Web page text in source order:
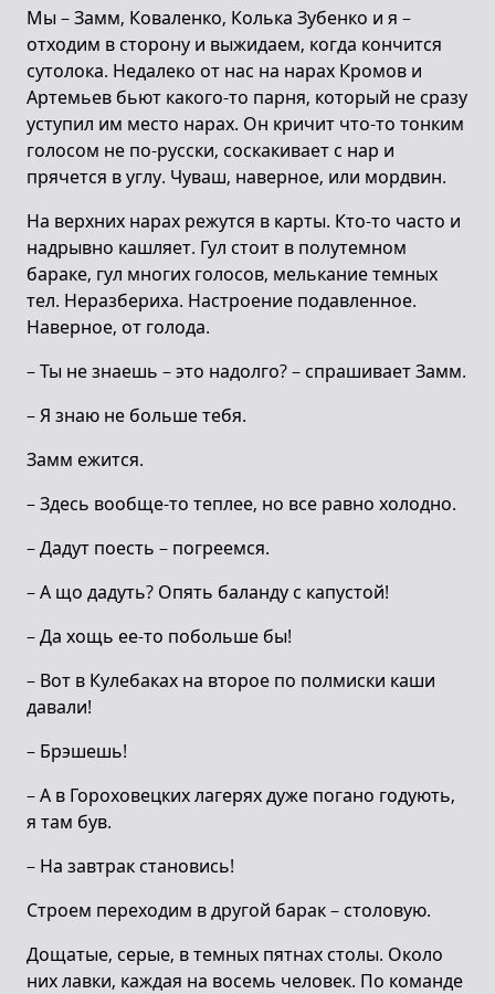
Мы – Замм, Коваленко, Колька Зубенко и я –
отходим в сторону и выжидаем, когда кончится
сутолока. Недалеко от нас на нарах Кромов и
Артемьев бьют какого-то парня, который не сразу
уступил им место нарах. Он кричит что-то тонким
голосом не по-русски, соскакивает с нар и
прячется в углу. Чуваш, наверное, или мордвин.
На верхних нарах режутся в карты. Кто-то часто и
надрывно кашляет. Гул стоит в полутемном
бараке, гул многих голосов, мелькание темных
тел. Неразбериха. Настроение подавленное.
Наверное, от голода.
– Ты не знаешь – это надолго? – спрашивает Замм.
– Я знаю не больше тебя.
Замм ежится.
– Здесь вообще-то теплее, но все равно холодно.
– Дадут поесть – погреемся.
– А що дадуть? Опять баланду с капустой!
– Да хощь ее-то побольше бы!
– Вот в Кулебаках на второе по полмиски каши
давали!
– Брэшешь!
– А в Гороховецких лагерях дуже погано годують,
я там був.
– На завтрак становись!
Строем переходим в другой барак – столовую.
Дощатые, серые, в темных пятнах столы. Около
них лавки, каждая на восемь человек. По команде